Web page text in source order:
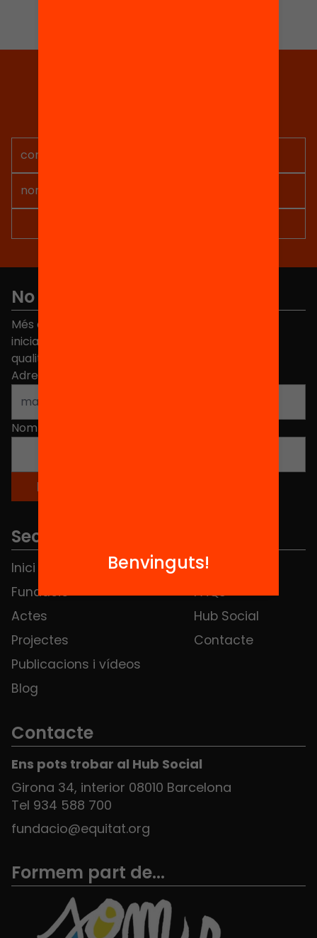
No et perdis res
Més de 40.000 persones ja han triat Equitat. Rep
iniciatives, propostes i projectes per millorar la
qualitat de l'educació a Catalunya.
Adreça electrònica
Nom
Seccions
Inici
Fundació
Actes
Projectes
Publicacions i vídeos
Blog
Notícies
FAQS
Hub Social
Contacte
Contacte
Ens pots trobar al Hub Social
Girona 34, interior 08010 Barcelona
Tel 934 588 700
fundacio@equitat.org
Formem part de...
Benvinguts!